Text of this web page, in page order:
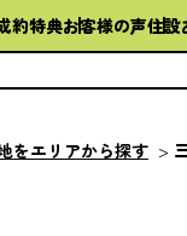
約特典お客様の声住設
をエリアから探す